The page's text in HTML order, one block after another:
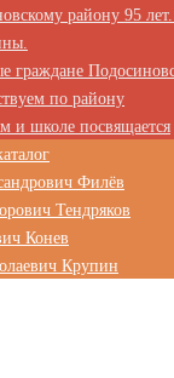
району 95
граждане
по району
и школе посвящается
Филёв
Тендряков
Конев
Крупин